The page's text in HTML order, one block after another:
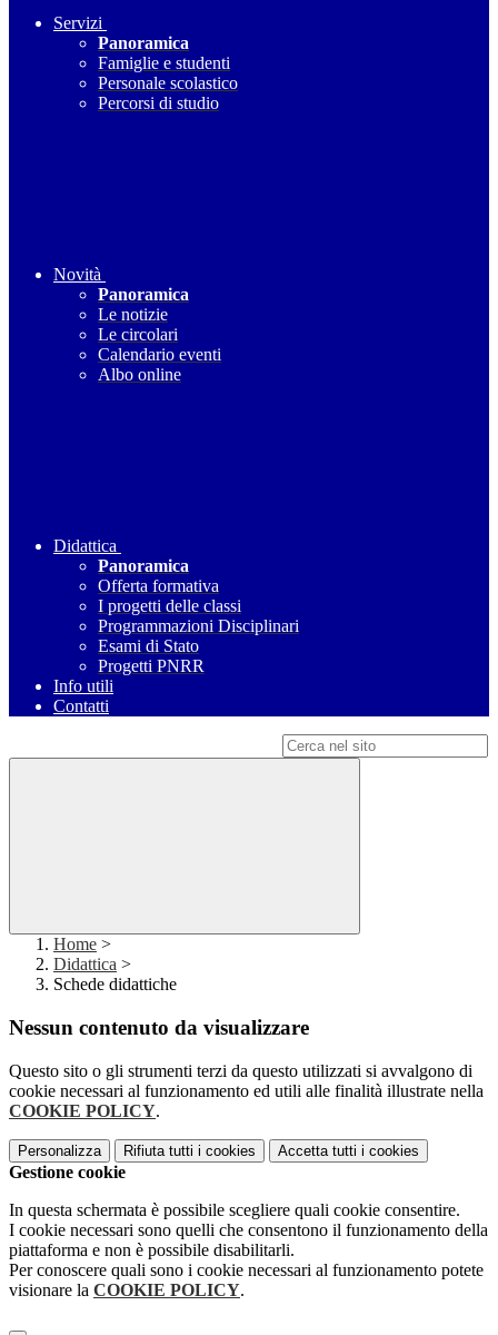
Servizi
Panoramica
Famiglie e studenti
Personale scolastico
Percorsi di studio
Novità
Panoramica
Le notizie
Le circolari
Calendario eventi
Albo online
Didattica
Panoramica
Offerta formativa
I progetti delle classi
Programmazioni Disciplinari
Esami di Stato
Progetti PNRR
Info utili
Contatti
Home >
Didattica >
Schede didattiche
Nessun contenuto da visualizzare
Questo sito o gli strumenti terzi da questo utilizzati si avvalgono di
cookie necessari al funzionamento ed utili alle finalità illustrate nella
COOKIE POLICY.
Personalizza Rifiuta tutti i cookies Accetta tutti i cookies
Gestione cookie
In questa schermata è possibile scegliere quali cookie consentire.
I cookie necessari sono quelli che consentono il funzionamento della
piattaforma e non è possibile disabilitarli.
Per conoscere quali sono i cookie necessari al funzionamento potete
visionare la COOKIE POLICY.